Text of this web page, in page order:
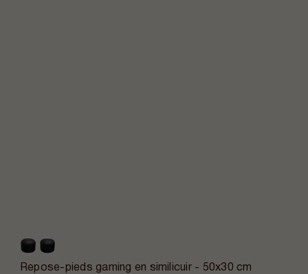
Repose-pieds gaming en similicuir - 50x30 cm